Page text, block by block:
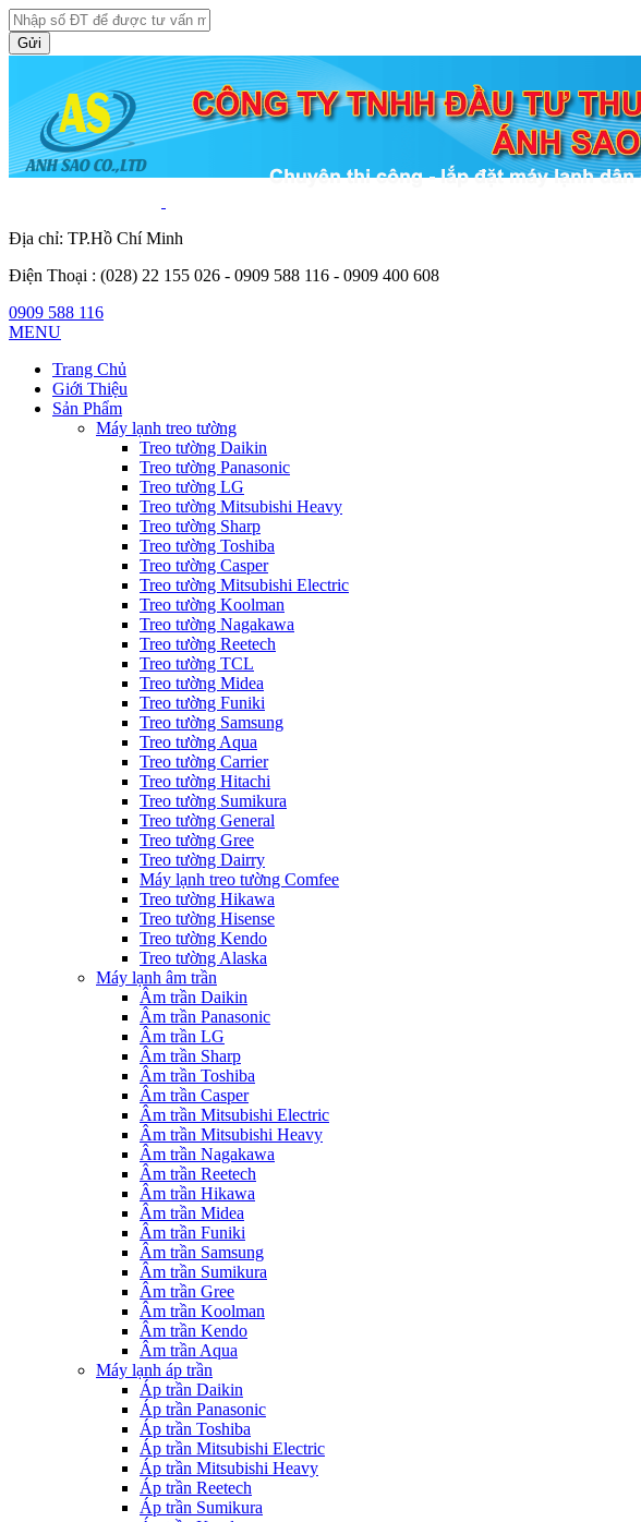
Gửi
Địa chỉ: TP.Hồ Chí Minh
Điện Thoại : (028) 22 155 026 - 0909 588 116 - 0909 400 608
0909 588 116
MENU
Trang Chủ
Giới Thiệu
Sản Phẩm
Máy lạnh treo tường
Treo tường Daikin
Treo tường Panasonic
Treo tường LG
Treo tường Mitsubishi Heavy
Treo tường Sharp
Treo tường Toshiba
Treo tường Casper
Treo tường Mitsubishi Electric
Treo tường Koolman
Treo tường Nagakawa
Treo tường Reetech
Treo tường TCL
Treo tường Midea
Treo tường Funiki
Treo tường Samsung
Treo tường Aqua
Treo tường Carrier
Treo tường Hitachi
Treo tường Sumikura
Treo tường General
Treo tường Gree
Treo tường Dairry
Máy lạnh treo tường Comfee
Treo tường Hikawa
Treo tường Hisense
Treo tường Kendo
Treo tường Alaska
Máy lạnh âm trần
Âm trần Daikin
Âm trần Panasonic
Âm trần LG
Âm trần Sharp
Âm trần Toshiba
Âm trần Casper
Âm trần Mitsubishi Electric
Âm trần Mitsubishi Heavy
Âm trần Nagakawa
Âm trần Reetech
Âm trần Hikawa
Âm trần Midea
Âm trần Funiki
Âm trần Samsung
Âm trần Sumikura
Âm trần Gree
Âm trần Koolman
Âm trần Kendo
Âm trần Aqua
Máy lạnh áp trần
Áp trần Daikin
Áp trần Panasonic
Áp trần Toshiba
Áp trần Mitsubishi Electric
Áp trần Mitsubishi Heavy
Áp trần Reetech
Áp trần Sumikura